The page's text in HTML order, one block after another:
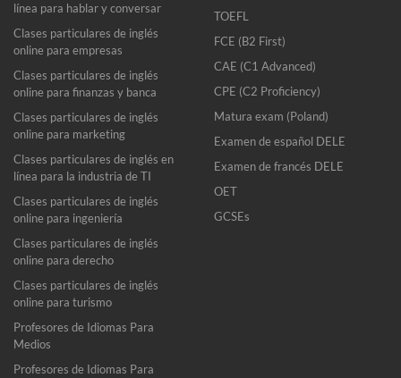
línea para hablar y conversar
Clases particulares de inglés
online para empresas
Clases particulares de inglés
online para finanzas y banca
Clases particulares de inglés
online para marketing
Clases particulares de inglés en
línea para la industria de TI
Clases particulares de inglés
online para ingeniería
Clases particulares de inglés
online para derecho
Clases particulares de inglés
online para turismo
Profesores de Idiomas Para
Medios
Profesores de Idiomas Para
TOEFL
FCE (B2 First)
CAE (C1 Advanced)
CPE (C2 Proficiency)
Matura exam (Poland)
Examen de español DELE
Examen de francés DELE
OET
GCSEs